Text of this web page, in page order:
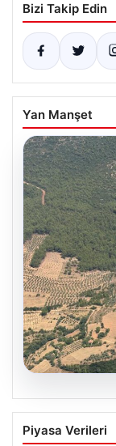
Bizi Takip Edin
Yan Manşet
Muğla
Piyasa Verileri